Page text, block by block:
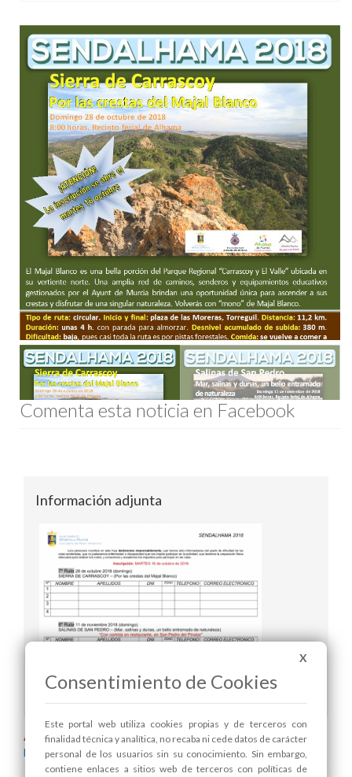
Comenta esta noticia en Facebook
Información adjunta
Hoja de inscripción
Areas relacionadas:
Medio Ambiente
X
Consentimiento de Cookies
Este portal web utiliza cookies propias y de terceros con
finalidad técnica y analítica, no recaba ni cede datos de carácter
personal de los usuarios sin su conocimiento. Sin embargo,
contiene enlaces a sitios web de terceros con políticas de